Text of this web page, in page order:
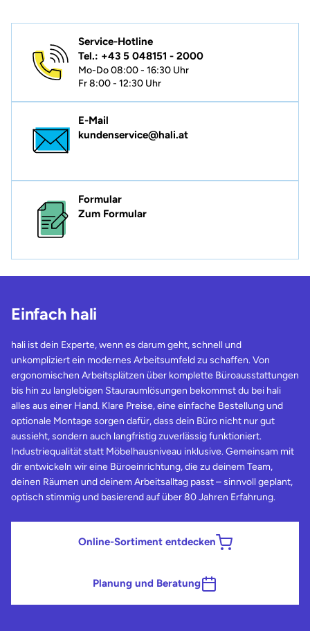
Service-Hotline
Tel.: +43 5 048151 - 2000
Mo-Do 08:00 - 16:30 Uhr
Fr 8:00 - 12:30 Uhr
E-Mail
kundenservice@hali.at
Formular
Zum Formular
Einfach hali
hali ist dein Experte, wenn es darum geht, schnell und
unkompliziert ein modernes Arbeitsumfeld zu schaffen. Von
ergonomischen Arbeitsplätzen über komplette Büroausstattungen
bis hin zu langlebigen Stauraumlösungen bekommst du bei hali
alles aus einer Hand. Klare Preise, eine einfache Bestellung und
optionale Montage sorgen dafür, dass dein Büro nicht nur gut
aussieht, sondern auch langfristig zuverlässig funktioniert.
Industriequalität statt Möbelhausniveau inklusive. Gemeinsam mit
dir entwickeln wir eine Büroeinrichtung, die zu deinem Team,
deinen Räumen und deinem Arbeitsalltag passt – sinnvoll geplant,
optisch stimmig und basierend auf über 80 Jahren Erfahrung.
Online-Sortiment entdecken
Planung und Beratung